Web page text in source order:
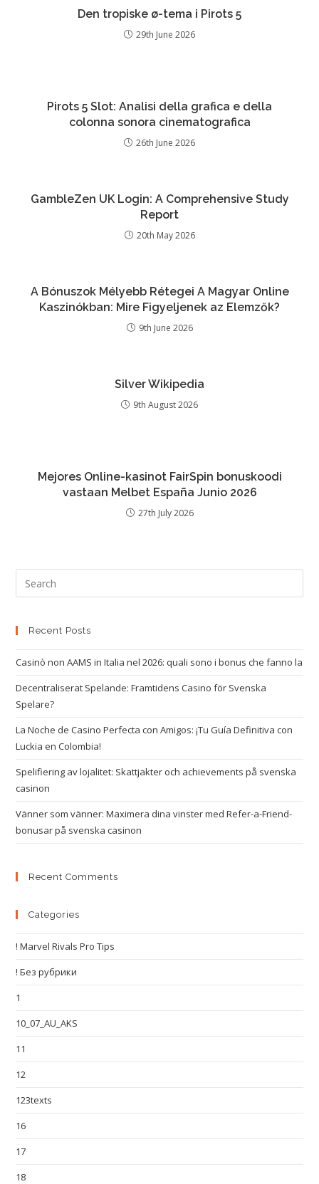
Den tropiske ø-tema i Pirots 5
29th June 2026
Pirots 5 Slot: Analisi della grafica e della
colonna sonora cinematografica
26th June 2026
GambleZen UK Login: A Comprehensive Study
Report
20th May 2026
A Bónuszok Mélyebb Rétegei A Magyar Online
Kaszinókban: Mire Figyeljenek az Elemzők?
9th June 2026
Silver Wikipedia
9th August 2026
Mejores Online-kasinot FairSpin bonuskoodi
vastaan ​​Melbet España Junio ​​2026
27th July 2026
Recent Posts
Casinò non AAMS in Italia nel 2026: quali sono i bonus che fanno la
Decentraliserat Spelande: Framtidens Casino för Svenska
Spelare?
La Noche de Casino Perfecta con Amigos: ¡Tu Guía Definitiva con
Luckia en Colombia!
Spelifiering av lojalitet: Skattjakter och achievements på svenska
casinon
Vänner som vänner: Maximera dina vinster med Refer-a-Friend-
bonusar på svenska casinon
Recent Comments
Categories
! Marvel Rivals Pro Tips
! Без рубрики
1
10_07_AU_AKS
11
12
123texts
16
17
18